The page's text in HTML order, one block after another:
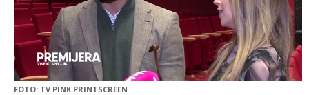
FOTO: TV PINK PRINTSCREEN